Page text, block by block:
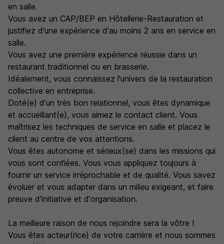
en salle.
Vous avez un CAP/BEP en Hôtellerie-Restauration et
justifiez d'une expérience d'au moins 2 ans en service en
salle.
Vous avez une première expérience réussie dans un
restaurant traditionnel ou en brasserie.
Idéalement, vous connaissez l'univers de la restauration
collective en entreprise.
Doté(e) d'un très bon relationnel, vous êtes dynamique
et accueillant(e), vous aimez le contact client. Vous
maîtrisez les techniques de service en salle et placez le
client au centre de vos attentions.
Vous êtes autonome et sérieux(se) dans les missions qui
vous sont confiées. Vous vous appliquez toujours à
fournir un service irréprochable et de qualité. Vous savez
évoluer et vous adapter dans un milieu exigeant, et faire
preuve d'initiative et d'organisation.
La meilleure raison de nous rejoindre sera la vôtre !
Vous êtes acteur(rice) de votre carrière et nous sommes